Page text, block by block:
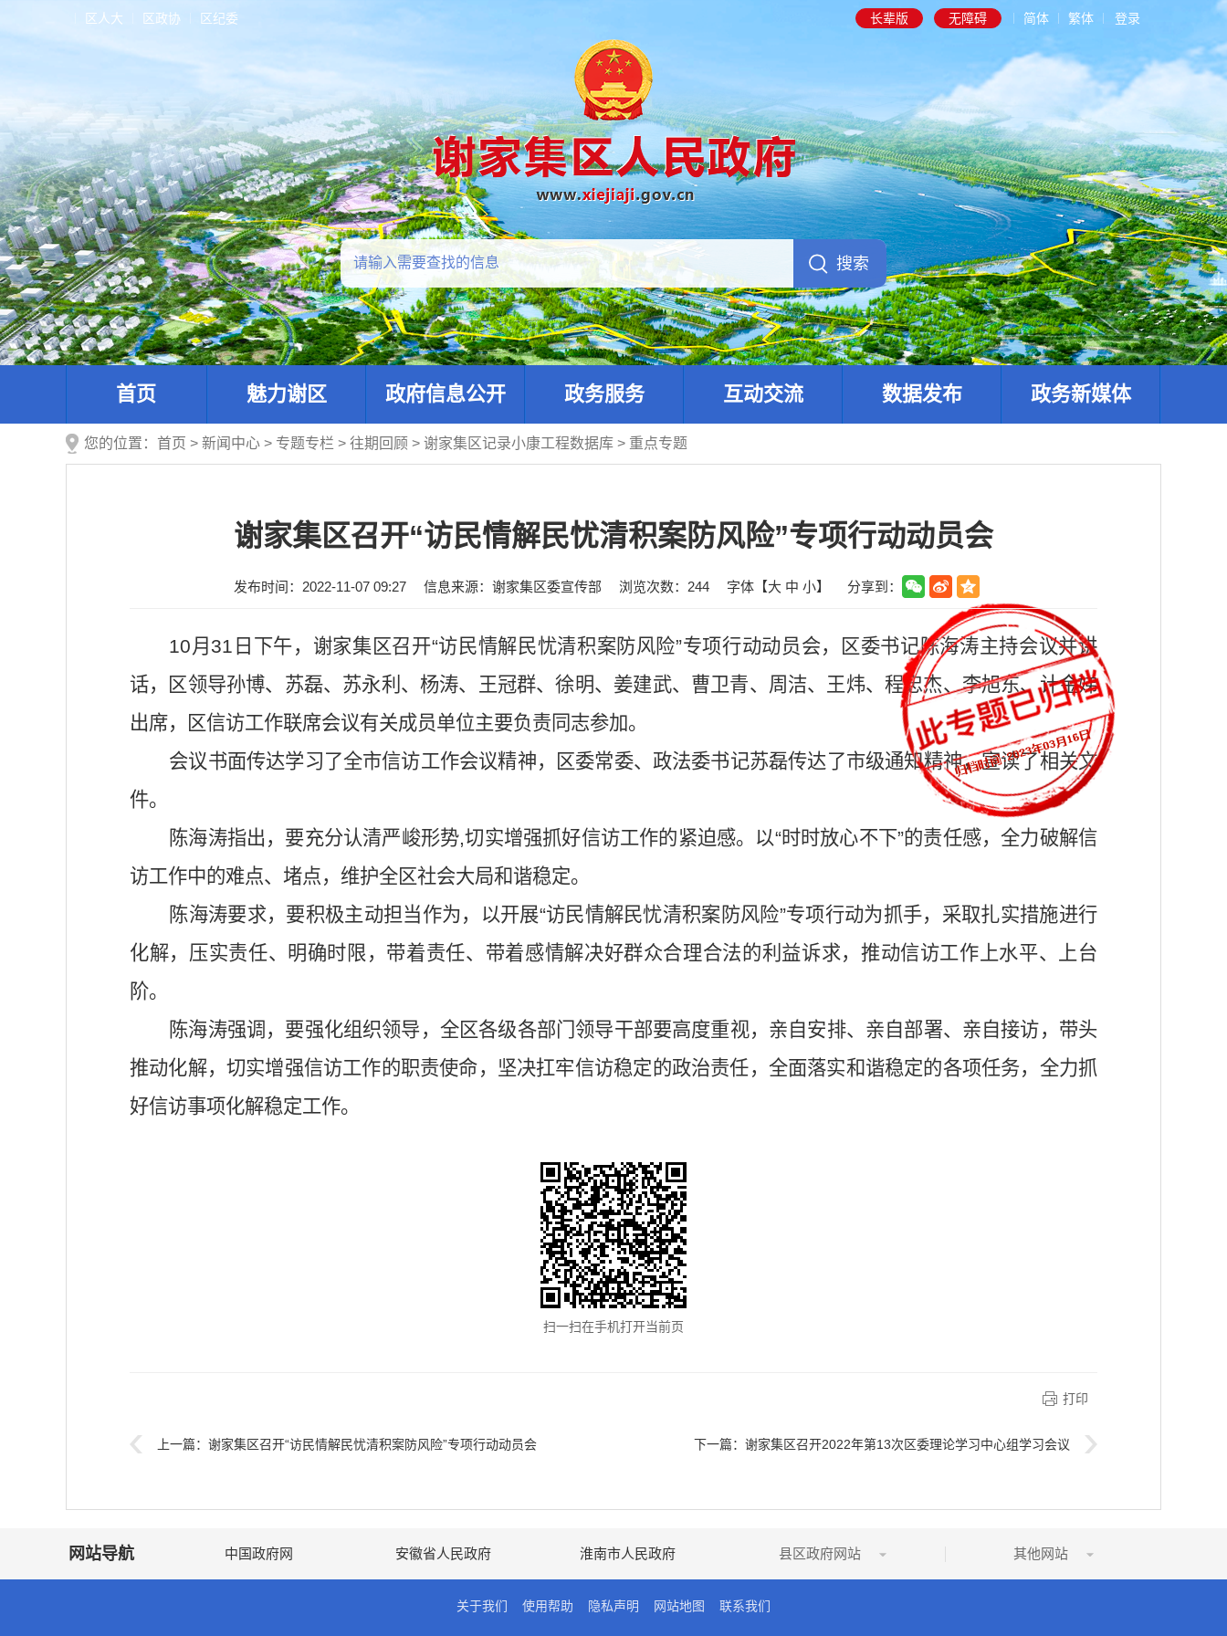
区人大 区政协 区纪委 长辈版 无障碍 简体 繁体 登录
首页 魅力谢区 政府信息公开 政务服务 互动交流 数据发布 政务新媒体
您的位置： 首页 > 新闻中心 > 专题专栏 > 往期回顾 > 谢家集区记录小康工程数据库 > 重点专题
谢家集区召开“访民情解民忧清积案防风险”专项行动动员会
发布时间：2022-11-07 09:27 信息来源：谢家集区委宣传部 浏览次数： 244 字体【大 中 小】 分享到：
10月31日下午，谢家集区召开“访民情解民忧清积案防风险”专项行动动员会，区委书记陈海涛主持会议并讲
话，区领导孙博、苏磊、苏永利、杨涛、王冠群、徐明、姜建武、曹卫青、周洁、王炜、程忠杰、李旭东、计金娣
出席，区信访工作联席会议有关成员单位主要负责同志参加。
会议书面传达学习了全市信访工作会议精神，区委常委、政法委书记苏磊传达了市级通知精神，宣读了相关文
件。
陈海涛指出，要充分认清严峻形势,切实增强抓好信访工作的紧迫感。以“时时放心不下”的责任感，全力破解信
访工作中的难点、堵点，维护全区社会大局和谐稳定。
陈海涛要求，要积极主动担当作为，以开展“访民情解民忧清积案防风险”专项行动为抓手，采取扎实措施进行
化解，压实责任、明确时限，带着责任、带着感情解决好群众合理合法的利益诉求，推动信访工作上水平、上台
阶。
陈海涛强调，要强化组织领导，全区各级各部门领导干部要高度重视，亲自安排、亲自部署、亲自接访，带头
推动化解，切实增强信访工作的职责使命，坚决扛牢信访稳定的政治责任，全面落实和谐稳定的各项任务，全力抓
好信访事项化解稳定工作。
扫一扫在手机打开当前页
打印
上一篇： 谢家集区召开“访民情解民忧清积案防风险”专项行动动员会 下一篇： 谢家集区召开2022年第13次区委理论学习中心组学习会议
网站导航 中国政府网 安徽省人民政府 淮南市人民政府 县区政府网站 其他网站
关于我们 使用帮助 隐私声明 网站地图 联系我们